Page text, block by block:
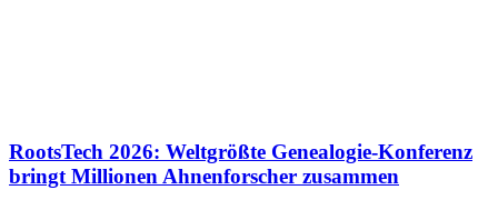
RootsTech 2026: Weltgrößte Genealogie-Konferenz
bringt Millionen Ahnenforscher zusammen